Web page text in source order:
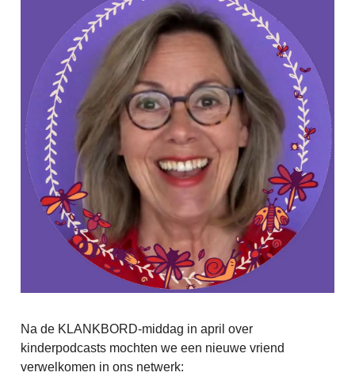
Na de KLANKBORD-middag in april over
kinderpodcasts mochten we een nieuwe vriend
verwelkomen in ons netwerk: